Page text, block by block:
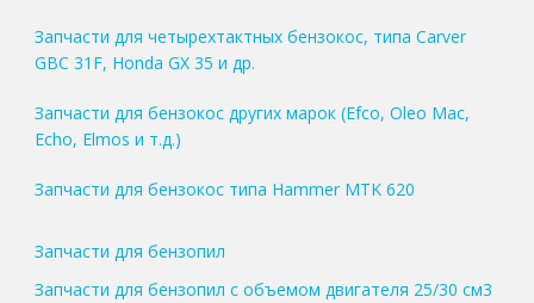
Запчасти для четырехтактных бензокос, типа Carver
GBC 31F, Honda GX 35 и др.
Запчасти для бензокос других марок (Efco, Oleo Mac,
Echo, Elmos и т.д.)
Запчасти для бензокос типа Hammer MTK 620
Запчасти для бензопил
Запчасти для бензопил с объемом двигателя 25/30 см3